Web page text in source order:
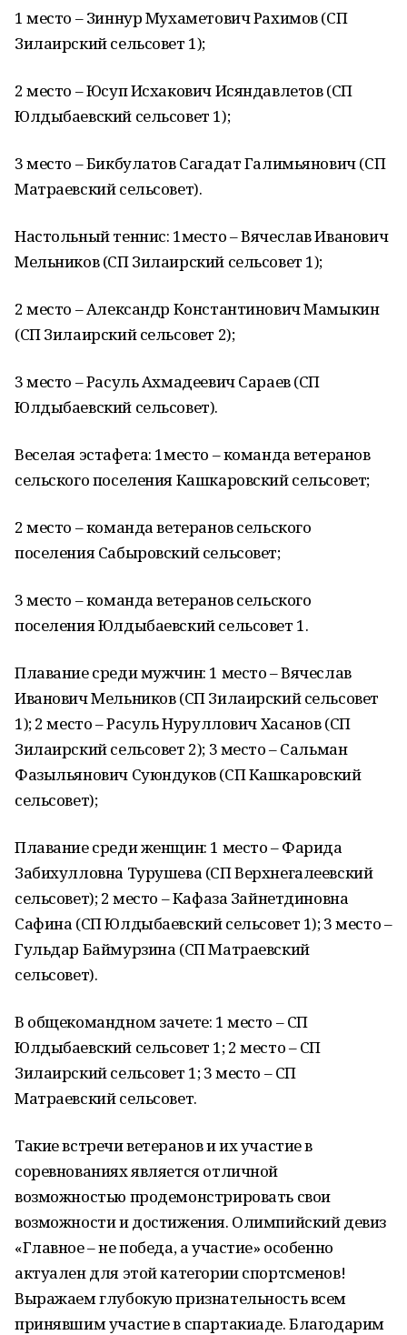
1 место – Зиннур Мухаметович Рахимов (СП
Зилаирский сельсовет 1);
2 место – Юсуп Исхакович Исяндавлетов (СП
Юлдыбаевский сельсовет 1);
3 место – Бикбулатов Сагадат Галимьянович (СП
Матраевский сельсовет).
Настольный теннис: 1место – Вячеслав Иванович
Мельников (СП Зилаирский сельсовет 1);
2 место – Александр Константинович Мамыкин
(СП Зилаирский сельсовет 2);
3 место – Расуль Ахмадеевич Сараев (СП
Юлдыбаевский сельсовет).
Веселая эстафета: 1место – команда ветеранов
сельского поселения Кашкаровский сельсовет;
2 место – команда ветеранов сельского
поселения Сабыровский сельсовет;
3 место – команда ветеранов сельского
поселения Юлдыбаевский сельсовет 1.
Плавание среди мужчин: 1 место – Вячеслав
Иванович Мельников (СП Зилаирский сельсовет
1); 2 место – Расуль Нуруллович Хасанов (СП
Зилаирский сельсовет 2); 3 место – Сальман
Фазыльянович Суюндуков (СП Кашкаровский
сельсовет);
Плавание среди женщин: 1 место – Фарида
Забихулловна Турушева (СП Верхнегалеевский
сельсовет); 2 место – Кафаза Зайнетдиновна
Сафина (СП Юлдыбаевский сельсовет 1); 3 место –
Гульдар Баймурзина (СП Матраевский
сельсовет).
В общекомандном зачете: 1 место – СП
Юлдыбаевский сельсовет 1; 2 место – СП
Зилаирский сельсовет 1; 3 место – СП
Матраевский сельсовет.
Такие встречи ветеранов и их участие в
соревнованиях является отличной
возможностью продемонстрировать свои
возможности и достижения. Олимпийский девиз
«Главное – не победа, а участие» особенно
актуален для этой категории спортсменов!
Выражаем глубокую признательность всем
принявшим участие в спартакиаде. Благодарим